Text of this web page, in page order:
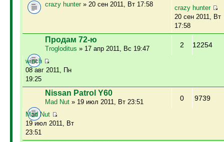
crazy hunter» 20 сен 2011, Вт 17:58
crazy hunter
20 сен 2011, Вт
17:58
Продам 72-ю
Trogloditus » 17 апр 2011, Вс 19:47 2 12254
winch
08 авг 2011, Пн
19:25
Nissan Patrol Y60
Mad Nut» 19 июл 2011, Вт 23:51 0 9739
Mad Nut
19 июл 2011, Вт
23:51